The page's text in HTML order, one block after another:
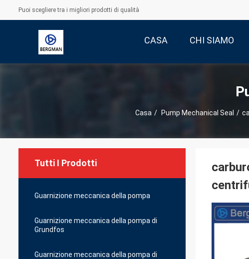
Puoi scegliere tra i migliori prodotti di qualità
CASA CHI SIAMO
Casa / Pump Mechanical Seal /
Tutti I Prodotti
Guarnizione meccanica della pompa
Guarnizione meccanica della pompa di
Grundfos
Guarnizione meccanica della pompa di